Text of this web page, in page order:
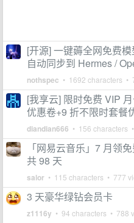
[开源] 一键薅全网免费
自动同步到 Hermes /
nothspec • 1692 characters •
[我享云] 限时免费 VIP
优惠卷+9 折不限时套餐
diandian666 • 156 characters
「网易云音乐」7 月领
共 98 天
salor • 115 characters • 777
3 天豪华绿钻会员卡
z1116y • 94 characters • 788